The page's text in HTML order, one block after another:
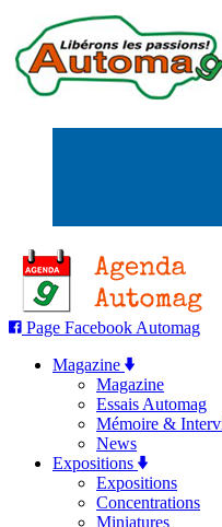
Page Facebook Automag
Magazine
Magazine
Essais Automag
Mémoire &
News
Expositions
Expositions
Concentrations
Miniatures